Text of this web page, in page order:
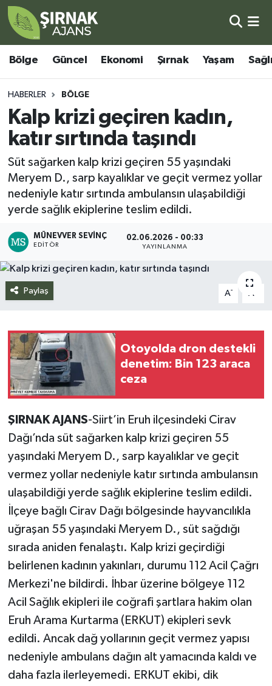
Bölge Güncel Ekonomi Şırnak Yaşam
HABERLER BÖLGE
Kalp krizi geçiren kadın,
katır sırtında taşındı
Süt sağarken kalp krizi geçiren 55 yaşındaki
Meryem D., sarp kayalıklar ve geçit vermez yollar
nedeniyle katır sırtında ambulansın ulaşabildiği
yerde sağlık ekiplerine teslim edildi.
MÜNEVVER SEVINÇ
EDITÖR
02.06.2026 - 00:33
YAYINLANMA
Paylaş A- A
Otoyolda dron destekli
denetim: Bin 123 araca
ceza
ŞIRNAK AJANS-Siirt’in Eruh ilçesindeki Cirav
Dağı’nda süt sağarken kalp krizi geçiren 55
yaşındaki Meryem D., sarp kayalıklar ve geçit
vermez yollar nedeniyle katır sırtında ambulansın
ulaşabildiği yerde sağlık ekiplerine teslim edildi.
İlçeye bağlı Cirav Dağı bölgesinde hayvancılıkla
uğraşan 55 yaşındaki Meryem D., süt sağdığı
sırada aniden fenalaştı. Kalp krizi geçirdiği
belirlenen kadının yakınları, durumu 112 Acil Çağrı
Merkezi'ne bildirdi. İhbar üzerine bölgeye 112
Acil Sağlık ekipleri ile coğrafi şartlara hakim olan
Eruh Arama Kurtarma (ERKUT) ekipleri sevk
edildi. Ancak dağ yollarının geçit vermez yapısı
nedeniyle ambulans dağın alt yamacında kaldı ve
daha fazla ilerleyemedi. ERKUT ekibi, dik
Bölge
Güncel
Ekonomi
Şırnak
Yaşam
Sağlık
Eğitim
Kültür - Sanat
Siyaset
Teknoloji
Yazarlar
Şırnak Nöbetçi Eczaneler
Şırnak Hava Durumu
Şirnak Namaz Vakitleri
Şırnak Trafik Yoğunluk Haritası
Süper Lig Puan Durumu ve Fikstür
Tüm Manşetler
Son Dakika Haberleri
Haber Arşivi